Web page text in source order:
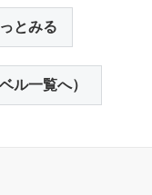
とみる
ル一覧へ）